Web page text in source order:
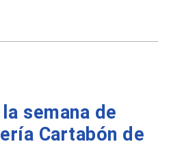
semana de
Cartabón de